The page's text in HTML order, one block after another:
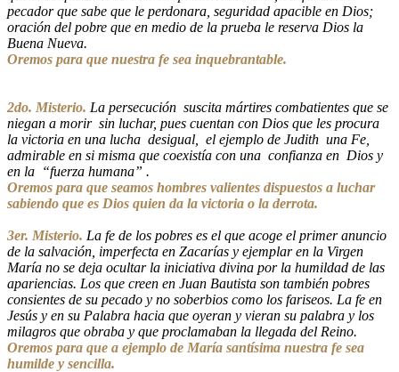
pecador que sabe que le perdonara, seguridad apacible en Dios;
oración del pobre que en medio de la prueba le reserva Dios la
Buena Nueva.
Oremos para que nuestra fe sea inquebrantable.
2do. Misterio. La persecución suscita mártires combatientes que se
niegan a morir sin luchar, pues cuentan con Dios que les procura
la victoria en una lucha desigual, el ejemplo de Judith una Fe,
admirable en si misma que coexistía con una confianza en Dios y
en la “fuerza humana” .
Oremos para que seamos hombres valientes dispuestos a luchar
sabiendo que es Dios quien da la victoria o la derrota.
3er. Misterio. La fe de los pobres es el que acoge el primer anuncio
de la salvación, imperfecta en Zacarías y ejemplar en la Virgen
María no se deja ocultar la iniciativa divina por la humildad de las
apariencias. Los que creen en Juan Bautista son también pobres
consientes de su pecado y no soberbios como los fariseos. La fe en
Jesús y en su Palabra hacia que oyeran y vieran su palabra y los
milagros que obraba y que proclamaban la llegada del Reino.
Oremos para que a ejemplo de María santísima nuestra fe sea
humilde y sencilla.